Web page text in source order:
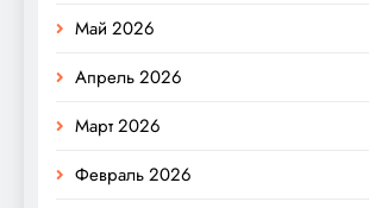
Май 2026
Апрель 2026
Март 2026
Февраль 2026